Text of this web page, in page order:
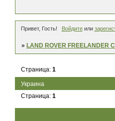
Привет, Гость! Войдитеили
»LAND ROVER FREELANDER
Украина
Страница:1
Страница:1